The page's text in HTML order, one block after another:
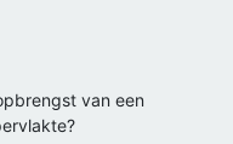
van een